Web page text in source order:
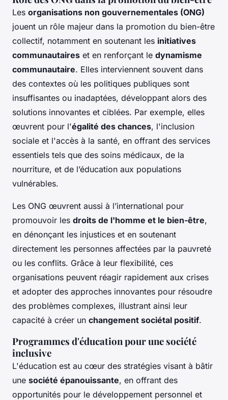
Les organisations non gouvernementales (ONG)
jouent un rôle majeur dans la promotion du bien-être
collectif, notamment en soutenant les initiatives
communautaires et en renforçant le dynamisme
communautaire. Elles interviennent souvent dans
des contextes où les politiques publiques sont
insuffisantes ou inadaptées, développant alors des
solutions innovantes et ciblées. Par exemple, elles
œuvrent pour l'égalité des chances, l'inclusion
sociale et l'accès à la santé, en offrant des services
essentiels tels que des soins médicaux, de la
nourriture, et de l’éducation aux populations
vulnérables.
Les ONG œuvrent aussi à l’international pour
promouvoir les droits de l'homme et le bien-être,
en dénonçant les injustices et en soutenant
directement les personnes affectées par la pauvreté
ou les conflits. Grâce à leur flexibilité, ces
organisations peuvent réagir rapidement aux crises
et adopter des approches innovantes pour résoudre
des problèmes complexes, illustrant ainsi leur
capacité à créer un changement sociétal positif.
Programmes d'éducation pour une société
inclusive
L'éducation est au cœur des stratégies visant à bâtir
une société épanouissante, en offrant des
opportunités pour le développement personnel et